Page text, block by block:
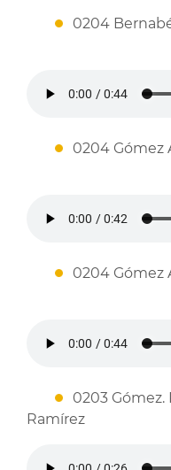
0204
0204 Gómez
0204 Gómez
0203
Ramírez